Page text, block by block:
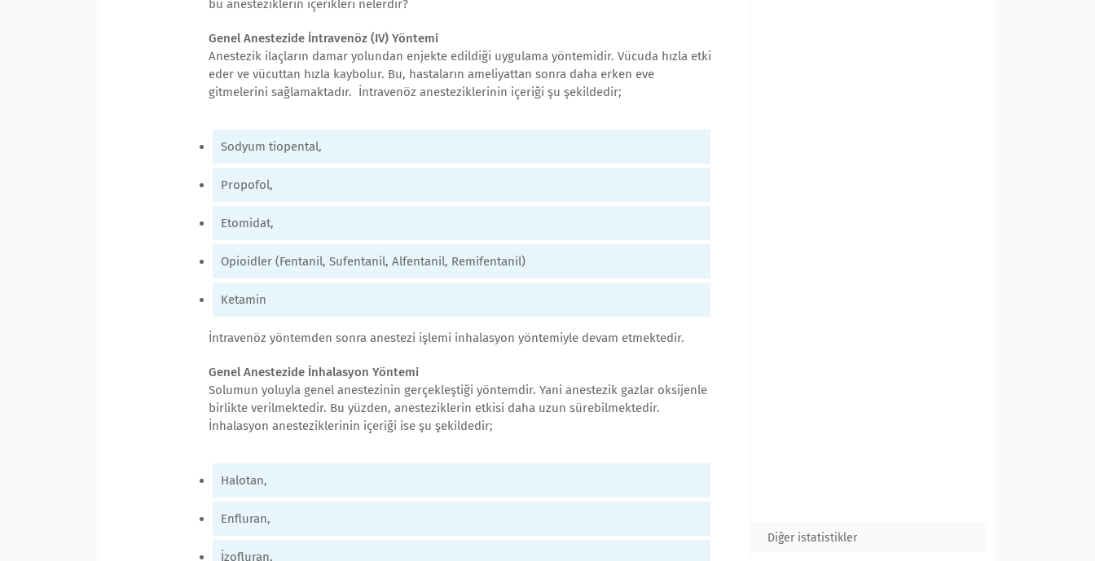
bu anesteziklerin içerikleri nelerdir?
Genel Anestezide İntravenöz (IV) Yöntemi
Anestezik ilaçların damar yolundan enjekte edildiği uygulama yöntemidir. Vücuda hızla etki
eder ve vücuttan hızla kaybolur. Bu, hastaların ameliyattan sonra daha erken eve
gitmelerini sağlamaktadır. İntravenöz anesteziklerinin içeriği şu şekildedir;
Sodyum tiopental,
Propofol,
Etomidat,
Opioidler (Fentanil, Sufentanil, Alfentanil, Remifentanil)
Ketamin
İntravenöz yöntemden sonra anestezi işlemi inhalasyon yöntemiyle devam etmektedir.
Genel Anestezide İnhalasyon Yöntemi
Solumun yoluyla genel anestezinin gerçekleştiği yöntemdir. Yani anestezik gazlar oksijenle
birlikte verilmektedir. Bu yüzden, anesteziklerin etkisi daha uzun sürebilmektedir.
İnhalasyon anesteziklerinin içeriği ise şu şekildedir;
Halotan,
Enfluran,
İzofluran,
Diğer istatistikler